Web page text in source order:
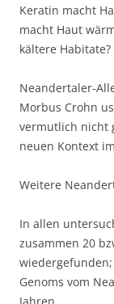
Keratin macht
macht Haut
kältere Habitate?
Neandertaler-
Morbus Crohn
vermutlich nicht
neuen Kontext
Weitere
In allen
zusammen 20
Genoms vom